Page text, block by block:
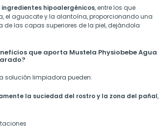
ingredientes hipoalergénicos, entre los que
el aguacate y la alantoína, proporcionando una
las capas superiores de la piel, dejándola
que aporta Mustela Physiobebe Agua
solución limpiadora pueden:
la suciedad del rostro y la zona del pañal,